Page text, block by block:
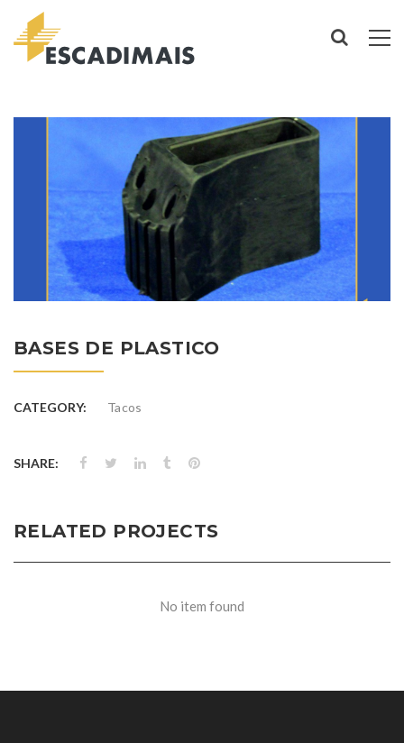
BASES DE PLASTICO
CATEGORY: Tacos
SHARE:
RELATED PROJECTS
No item found